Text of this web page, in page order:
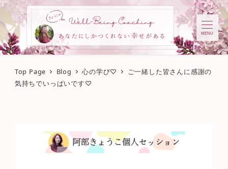
MENU
Top Page Blog 心の学び♡
ご一緒した皆さんに感謝の
気持ちでいっぱいです♡